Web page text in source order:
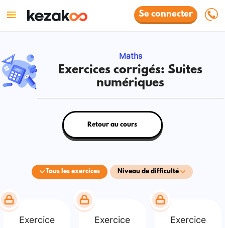
Se connecter
Maths
Exercices corrigés: Suites
numériques
Tous les exercices Niveau de difficulté
Retour au cours
Exercice Exercice Exercice